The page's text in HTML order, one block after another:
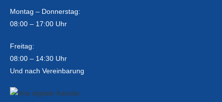
Montag – Donnerstag:
08:00 – 17:00 Uhr
Freitag:
08:00 – 14:30 Uhr
Und nach Vereinbarung